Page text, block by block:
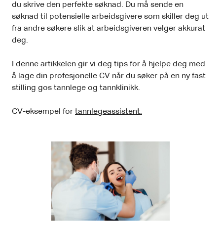
du skrive den perfekte søknad. Du må sende en
søknad til potensielle arbeidsgivere som skiller deg ut
fra andre søkere slik at arbeidsgiveren velger akkurat
deg.
I denne artikkelen gir vi deg tips for å hjelpe deg med
å lage din profesjonelle CV når du søker på en ny fast
stilling gos tannlege og tannklinikk.
CV-eksempel for tannlegeassistent.